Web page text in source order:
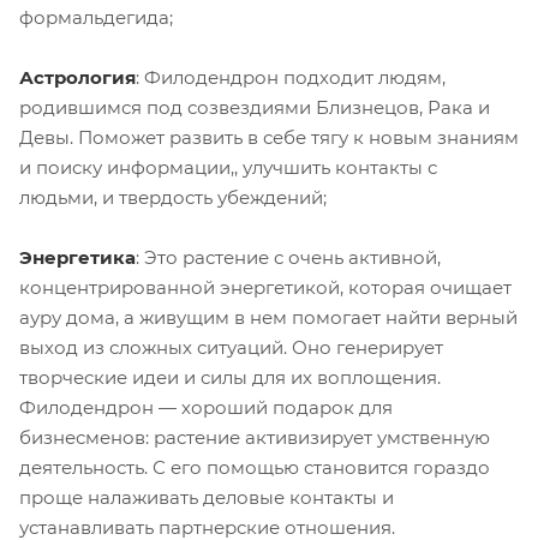
формальдегида;
Астрология: Филодендрон подходит людям,
родившимся под созвездиями Близнецов, Рака и
Девы. Поможет развить в себе тягу к новым знаниям
и поиску информации,, улучшить контакты с
людьми, и твердость убеждений;
Энергетика: Это растение с очень активной,
концентрированной энергетикой, которая очищает
ауру дома, а живущим в нем помогает найти верный
выход из сложных ситуаций. Оно генерирует
творческие идеи и силы для их воплощения.
Филодендрон — хороший подарок для
бизнесменов: растение активизирует умственную
деятельность. С его помощью становится гораздо
проще налаживать деловые контакты и
устанавливать партнерские отношения.